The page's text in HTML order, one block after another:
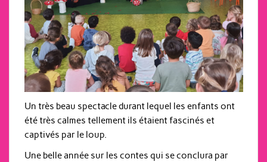
Un très beau spectacle durant lequel les enfants ont
été très calmes tellement ils étaient fascinés et
captivés par le loup.
Une belle année sur les contes qui se conclura par